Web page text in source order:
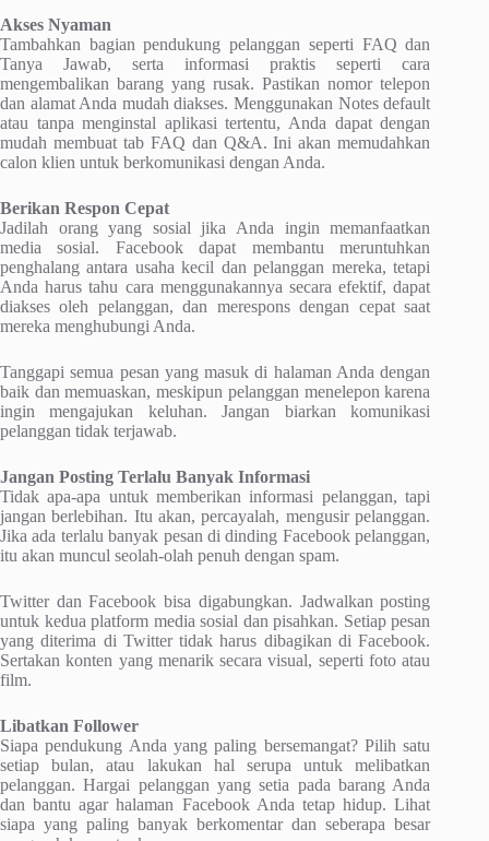
Akses Nyaman
Tambahkan bagian pendukung pelanggan seperti FAQ dan
Tanya Jawab, serta informasi praktis seperti cara
mengembalikan barang yang rusak. Pastikan nomor telepon
dan alamat Anda mudah diakses. Menggunakan Notes default
atau tanpa menginstal aplikasi tertentu, Anda dapat dengan
mudah membuat tab FAQ dan Q&A. Ini akan memudahkan
calon klien untuk berkomunikasi dengan Anda.
Berikan Respon Cepat
Jadilah orang yang sosial jika Anda ingin memanfaatkan
media sosial. Facebook dapat membantu meruntuhkan
penghalang antara usaha kecil dan pelanggan mereka, tetapi
Anda harus tahu cara menggunakannya secara efektif, dapat
diakses oleh pelanggan, dan merespons dengan cepat saat
mereka menghubungi Anda.
Tanggapi semua pesan yang masuk di halaman Anda dengan
baik dan memuaskan, meskipun pelanggan menelepon karena
ingin mengajukan keluhan. Jangan biarkan komunikasi
pelanggan tidak terjawab.
Jangan Posting Terlalu Banyak Informasi
Tidak apa-apa untuk memberikan informasi pelanggan, tapi
jangan berlebihan. Itu akan, percayalah, mengusir pelanggan.
Jika ada terlalu banyak pesan di dinding Facebook pelanggan,
itu akan muncul seolah-olah penuh dengan spam.
Twitter dan Facebook bisa digabungkan. Jadwalkan posting
untuk kedua platform media sosial dan pisahkan. Setiap pesan
yang diterima di Twitter tidak harus dibagikan di Facebook.
Sertakan konten yang menarik secara visual, seperti foto atau
film.
Libatkan Follower
Siapa pendukung Anda yang paling bersemangat? Pilih satu
setiap bulan, atau lakukan hal serupa untuk melibatkan
pelanggan. Hargai pelanggan yang setia pada barang Anda
dan bantu agar halaman Facebook Anda tetap hidup. Lihat
siapa yang paling banyak berkomentar dan seberapa besar